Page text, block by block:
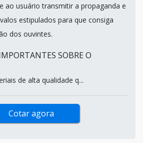
ao usuário transmitir a propaganda e
estipulados para que consiga
dos ouvintes.
SOBRE O
de alta qualidade q...
Cotar agora